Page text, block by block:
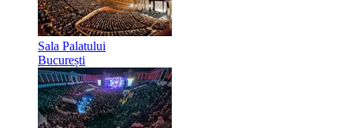
Sala Palatului
București